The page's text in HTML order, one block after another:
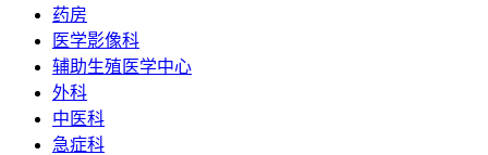
药房
医学影像科
辅助生殖医学中心
外科
中医科
急症科